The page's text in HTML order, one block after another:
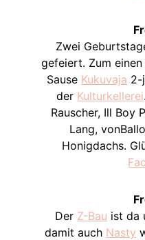
Zwei
gefeiert. Zum
Sause Kukuvaja 2-
der Kulturkellerei
Rauscher, Ill Boy
Lang,
Honigdachs.
Der Z-Bau ist da
damit auch Nasty